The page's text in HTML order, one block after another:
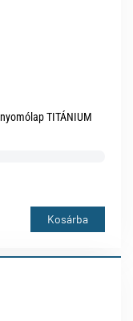
TITÁNIUM
Kosárba